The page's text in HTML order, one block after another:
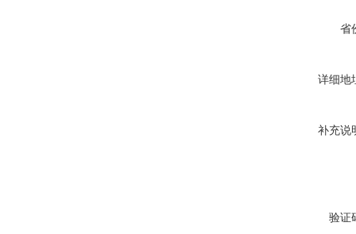
省
详细地
补充说
验证